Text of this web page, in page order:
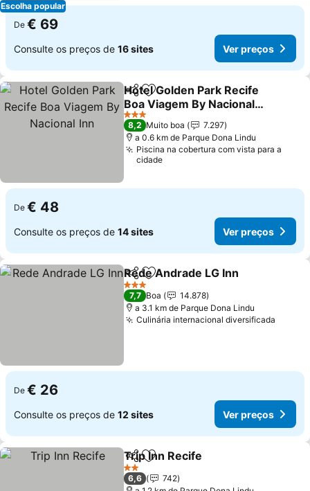
Escolha popular
De € 69
Consulte os preços de 16 sites Ver preços
PartilharAdicionar aos favoritos
Hotel Golden Park Recife
Boa Viagem By Nacional
Inn
Ver preços
3 Estrelas
8,2 Muito boa
7.297
a 0.6 km de Parque Dona Lindu
Piscina na cobertura com vista para a
cidade
De € 48
Consulte os preços de 14 sites Ver preços
PartilharAdicionar aos favoritos
Rede Andrade LG Inn
3 Estrelas
7,7 Boa
14.878
a 3.1 km de Parque Dona Lindu
Culinária internacional diversificada
De € 26
Consulte os preços de 12 sites Ver preços
PartilharAdicionar aos favoritos
Trip Inn Recife
2 Estrelas
6,6
742